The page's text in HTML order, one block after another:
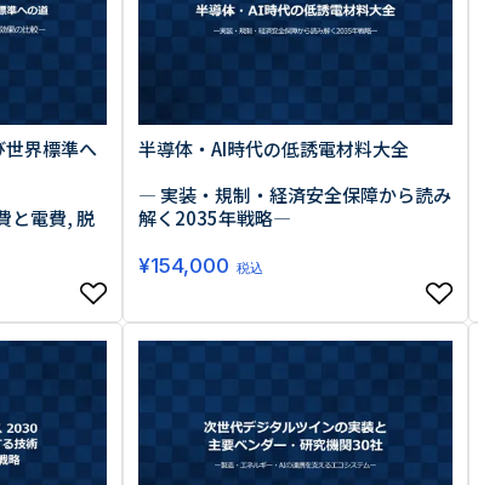
ル調査
TEL 06-6538-
世界標準へ
と電費, 脱
半導体・AI時代の低誘電材料大全
― 実装・規制・経済安全保障から読み
解く2035年戦略―
¥154,000 税込